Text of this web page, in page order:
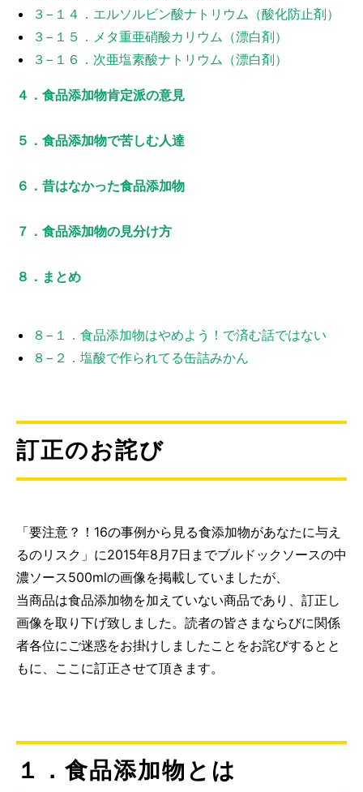
３−１４．エルソルビン酸ナトリウム（酸化防止剤）
３−１５．メタ重亜硝酸カリウム（漂白剤）
３−１６．次亜塩素酸ナトリウム（漂白剤）
４．食品添加物肯定派の意見
５．食品添加物で苦しむ人達
６．昔はなかった食品添加物
７．食品添加物の見分け方
８．まとめ
８−１．食品添加物はやめよう！で済む話ではない
８−２．塩酸で作られてる缶詰みかん
訂正のお詫び
「要注意？！16の事例から見る食添加物があなたに与え
るのリスク」に2015年8月7日までブルドックソースの中
濃ソース500mlの画像を掲載していましたが、
当商品は食品添加物を加えていない商品であり、訂正し
画像を取り下げ致しました。読者の皆さまならびに関係
者各位にご迷惑をお掛けしましたことをお詫びするとと
もに、ここに訂正させて頂きます。
１．食品添加物とは